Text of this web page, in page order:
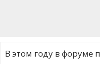
В этом году в форуме